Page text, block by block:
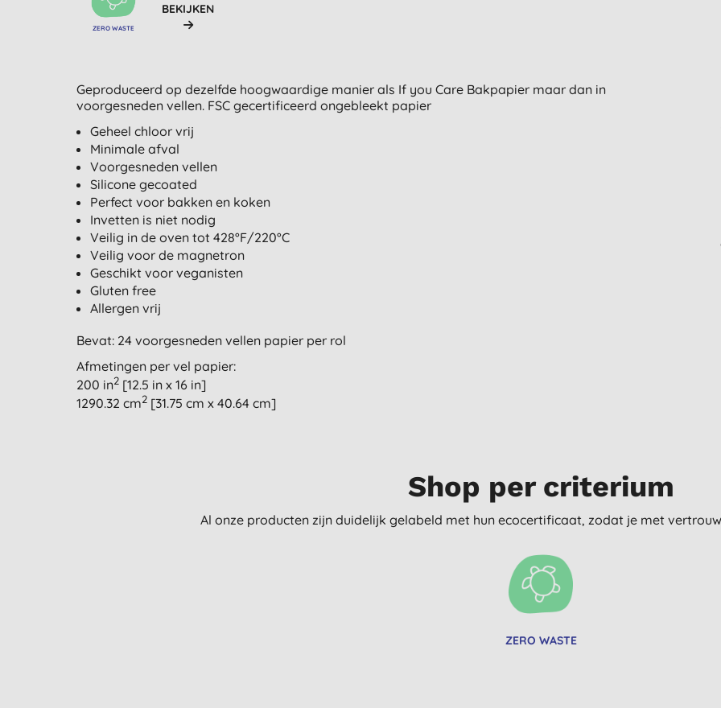
ZERO WASTE
BEKIJKEN
Geproduceerd op dezelfde hoogwaardige manier als If you Care Bakpapier maar dan in
voorgesneden vellen. FSC gecertificeerd ongebleekt papier
Geheel chloor vrij
Minimale afval
Voorgesneden vellen
Silicone gecoated
Perfect voor bakken en koken
Invetten is niet nodig
Veilig in de oven tot 428°F/220°C
Veilig voor de magnetron
Geschikt voor veganisten
Gluten free
Allergen vrij
Bevat: 24 voorgesneden vellen papier per rol
Afmetingen per vel papier:
200 in2[12.5 in x 16 in]
1290.32 cm2[31.75 cm x 40.64 cm]
Shop per criterium
Al onze producten zijn duidelijk gelabeld met hun ecocertificaat, zodat je met
ZERO WASTE